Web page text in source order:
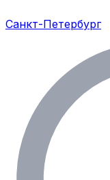
Санкт-Петербург